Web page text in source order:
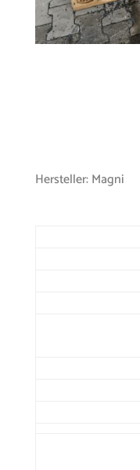
Hersteller: Magni